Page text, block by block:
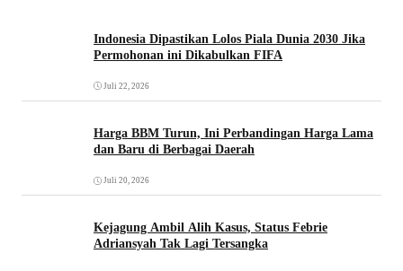
Indonesia Dipastikan Lolos Piala Dunia 2030 Jika
Permohonan ini Dikabulkan FIFA
Juli 22, 2026
Harga BBM Turun, Ini Perbandingan Harga Lama
dan Baru di Berbagai Daerah
Juli 20, 2026
Kejagung Ambil Alih Kasus, Status Febrie
Adriansyah Tak Lagi Tersangka